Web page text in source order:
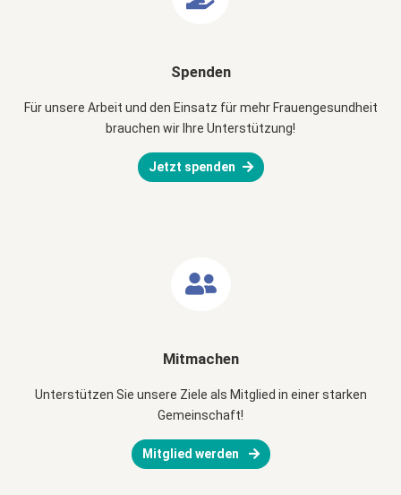
Spenden
Für unsere Arbeit und den Einsatz für mehr Frauengesundheit
brauchen wir Ihre Unterstützung!
Jetzt spenden
Mitmachen
Unterstützen Sie unsere Ziele als Mitglied in einer starken
Gemeinschaft!
Mitglied werden